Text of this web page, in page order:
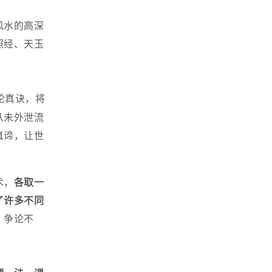
水的高深
经、天玉
真诀，将
未外泄流
谛，让世
各取一
多不同
争论不